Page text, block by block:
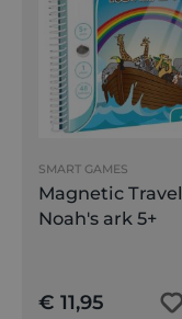
SMART GAMES
Magnetic Travel
Noah's ark 5+
€ 11,95